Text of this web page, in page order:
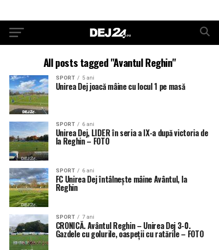
All posts tagged "Avantul Reghin"
SPORT 5 ani
Unirea Dej joacă mâine cu locul 1 pe masă
SPORT 6 ani
Unirea Dej, LIDER în seria a IX-a după victoria de
la Reghin – FOTO
SPORT 6 ani
FC Unirea Dej întâlnește mâine Avântul, la
Reghin
SPORT 7 ani
CRONICĂ. Avântul Reghin – Unirea Dej 3-0.
Gazdele cu golurile, oaspeții cu ratările – FOTO